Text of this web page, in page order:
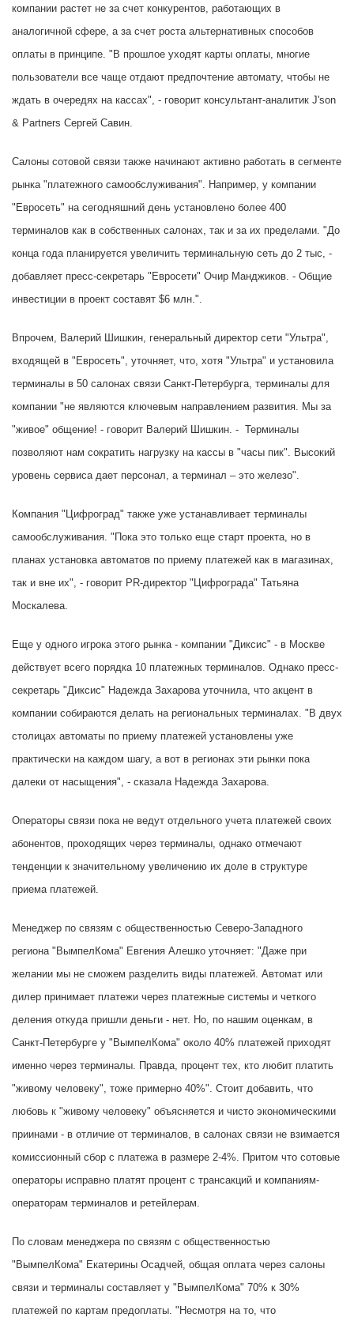
компании растет не за счет конкурентов, работающих в
аналогичной сфере, а за счет роста альтернативных способов
оплаты в принципе. "В прошлое уходят карты оплаты, многие
пользователи все чаще отдают предпочтение автомату, чтобы не
ждать в очередях на кассах", - говорит консультант-аналитик J'son
& Partners Сергей Савин.
Салоны сотовой связи также начинают активно работать в сегменте
рынка "платежного самообслуживания". Например, у компании
"Евросеть" на сегодняшний день установлено более 400
терминалов как в собственных салонах, так и за их пределами. "До
конца года планируется увеличить терминальную сеть до 2 тыс, -
добавляет пресс-секретарь "Евросети" Очир Манджиков. - Общие
инвестиции в проект составят $6 млн.".
Впрочем, Валерий Шишкин, генеральный директор сети "Ультра",
входящей в "Евросеть", уточняет, что, хотя "Ультра" и установила
терминалы в 50 салонах связи Санкт-Петербурга, терминалы для
компании "не являются ключевым направлением развития. Мы за
"живое" общение! - говорит Валерий Шишкин. - Терминалы
позволяют нам сократить нагрузку на кассы в "часы пик". Высокий
уровень сервиса дает персонал, а терминал – это железо".
Компания "Цифроград" также уже устанавливает терминалы
самообслуживания. "Пока это только еще старт проекта, но в
планах установка автоматов по приему платежей как в магазинах,
так и вне их", - говорит PR-директор "Цифрограда" Татьяна
Москалева.
Еще у одного игрока этого рынка - компании "Диксис" - в Москве
действует всего порядка 10 платежных терминалов. Однако пресс-
секретарь "Диксис" Надежда Захарова уточнила, что акцент в
компании собираются делать на региональных терминалах. "В двух
столицах автоматы по приему платежей установлены уже
практически на каждом шагу, а вот в регионах эти рынки пока
далеки от насыщения", - сказала Надежда Захарова.
Операторы связи пока не ведут отдельного учета платежей своих
абонентов, проходящих через терминалы, однако отмечают
тенденции к значительному увеличению их доле в структуре
приема платежей.
Менеджер по связям с общественностью Северо-Западного
региона "ВымпелКома" Евгения Алешко уточняет: "Даже при
желании мы не сможем разделить виды платежей. Автомат или
дилер принимает платежи через платежные системы и четкого
деления откуда пришли деньги - нет. Но, по нашим оценкам, в
Санкт-Петербурге у "ВымпелКома" около 40% платежей приходят
именно через терминалы. Правда, процент тех, кто любит платить
"живому человеку", тоже примерно 40%". Стоит добавить, что
любовь к "живому человеку" объясняется и чисто экономическими
приинами - в отличие от терминалов, в салонах связи не взимается
комиссионный сбор с платежа в размере 2-4%. Притом что сотовые
операторы исправно платят процент с трансакций и компаниям-
операторам терминалов и ретейлерам.
По словам менеджера по связям с общественностью
"ВымпелКома" Екатерины Осадчей, общая оплата через салоны
связи и терминалы составляет у "ВымпелКома" 70% к 30%
платежей по картам предоплаты. "Несмотря на то, что